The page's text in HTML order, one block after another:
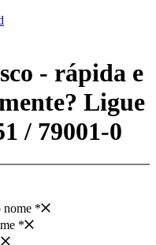
- rápida e
Ligue
/­­ 79001-0
nome *
*